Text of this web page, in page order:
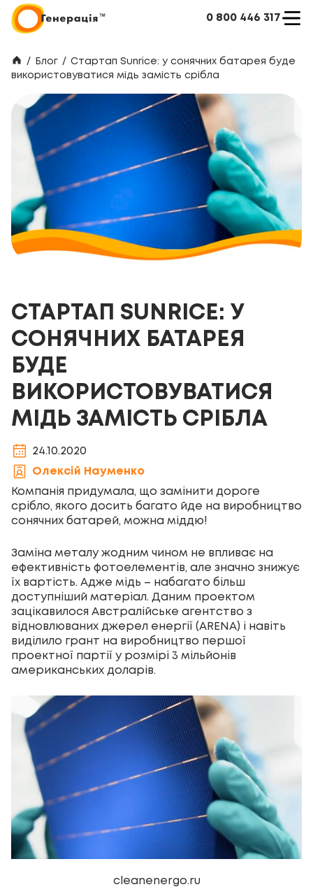
0 800 446 317
/ Блог / Стартап Sunrice: у сонячних батарея буде
використовуватися мідь замість срібла
СТАРТАП SUNRICE: У
СОНЯЧНИХ БАТАРЕЯ
БУДЕ
ВИКОРИСТОВУВАТИСЯ
МІДЬ ЗАМІСТЬ СРІБЛА
24.10.2020
Олексій Науменко
Компанія придумала, що замінити дороге
срібло, якого досить багато йде на виробництво
сонячних батарей, можна міддю!
Заміна металу жодним чином не впливає на
ефективність фотоелементів, але значно знижує
їх вартість. Адже мідь – набагато більш
доступніший матеріал. Даним проектом
зацікавилося Австралійське агентство з
відновлюваних джерел енергії (ARENA) і навіть
виділило грант на виробництво першої
проектної партії у розмірі 3 мільйонів
американських доларів.
cleanenergo.ru